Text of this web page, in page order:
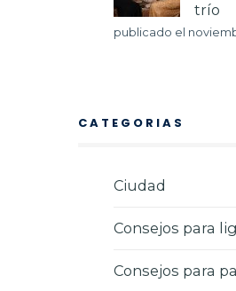
trío
publicado el
CATEGORIAS
Ciudad
Consejos para
Consejos para